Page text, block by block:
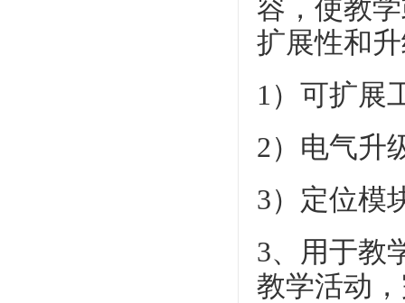
容，使教
扩展性和
1）可扩展
2）电气升
3）定位模
3、用于教
教学活动